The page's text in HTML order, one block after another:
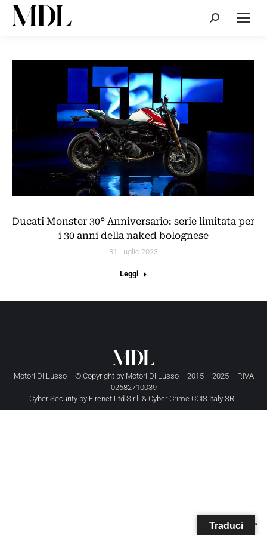
Cerca:
Ducati Monster 30° Anniversario: serie limitata per
i 30 anni della naked bolognese
31 Luglio 2023
Leggi
Motori Di Lusso – © Copyright by Motori Di Lusso– 2015 – 2025 – P.IVA
02682710039
Cyber Security by Firenet Ltd S.r.l. & Cyber Crime CCIS Italy SRL
Traduci